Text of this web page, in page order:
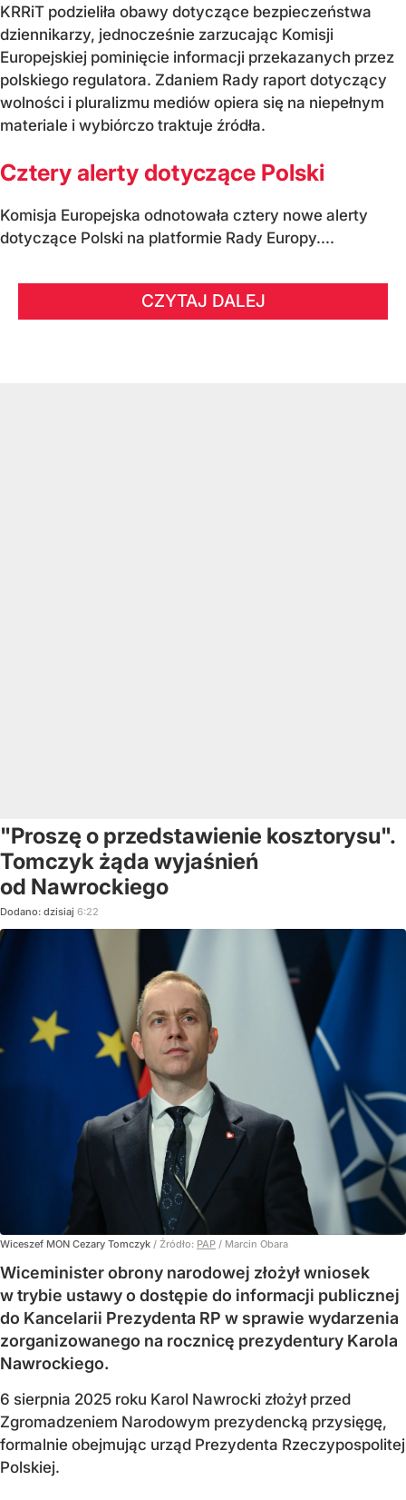
KRRiT podzieliła obawy dotyczące bezpieczeństwa
dziennikarzy, jednocześnie zarzucając Komisji
Europejskiej pominięcie informacji przekazanych przez
polskiego regulatora. Zdaniem Rady raport dotyczący
wolności i pluralizmu mediów opiera się na niepełnym
materiale i wybiórczo traktuje źródła.
Cztery alerty dotyczące Polski
Komisja Europejska odnotowała cztery nowe alerty
dotyczące Polski na platformie Rady Europy....
CZYTAJ DALEJ
"Proszę o przedstawienie kosztorysu".
Tomczyk żąda wyjaśnień
od Nawrockiego
Dodano: dzisiaj 6:22
Wiceszef MON Cezary Tomczyk / Źródło: PAP / Marcin Obara
Wiceminister obrony narodowej złożył wniosek
w trybie ustawy o dostępie do informacji publicznej
do Kancelarii Prezydenta RP w sprawie wydarzenia
zorganizowanego na rocznicę prezydentury Karola
Nawrockiego.
6 sierpnia 2025 roku Karol Nawrocki złożył przed
Zgromadzeniem Narodowym prezydencką przysięgę,
formalnie obejmując urząd Prezydenta Rzeczypospolitej
Polskiej.